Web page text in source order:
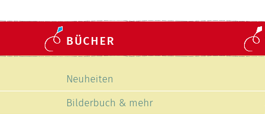
BÜCHER
überspringen
Neuheiten
Bilderbuch & mehr